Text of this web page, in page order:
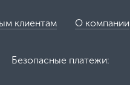
клиентам О компании
Безопасные платежи: